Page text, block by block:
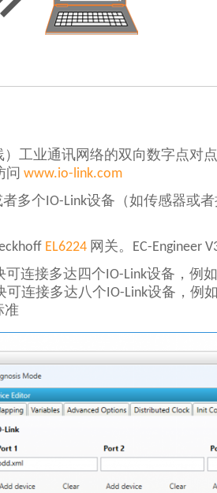
工业通讯网络的双向数字点对
问www.io-link.com
多个IO-Link设备（如传感器或
EL6224 网关。EC-Engineer
可连接多达四个IO-Link设备，
可连接多达八个IO-Link设备，
准